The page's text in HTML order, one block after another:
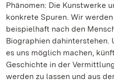
Phänomen: Die Kunstwerke
konkrete Spuren. Wir
beispielhaft nach den
Biographien dahinterstehen.
es uns möglich machen,
Geschichte in der
werden zu lassen und aus